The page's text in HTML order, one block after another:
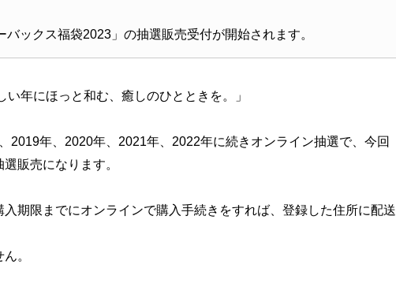
ックス福袋2023」の抽選販売受付が開始されます。
年にほっと和む、癒しのひとときを。」
2019年、2020年、2021年、2022年に続きオンライン抽選で、今回
販売になります。
期限までにオンラインで購入手続きをすれば、登録した住所に配送
。